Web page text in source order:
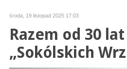
środa, 19 listopad 2025 17:03
Razem od 30
„Sokólskich